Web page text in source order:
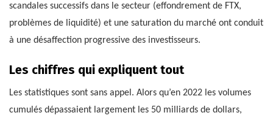
scandales successifs dans le secteur (effondrement de FTX,
problèmes de liquidité) et une saturation du marché ont conduit
à une désaffection progressive des investisseurs.
Les chiffres qui expliquent tout
Les statistiques sont sans appel. Alors qu’en 2022 les volumes
cumulés dépassaient largement les 50 milliards de dollars,